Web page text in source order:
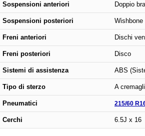
Sospensioni anteriori Doppio
Sospensioni posteriori Wishbone
Freni anteriori Dischi
Freni posteriori Disco
Sistemi di assistenza ABS
Tipo di sterzo A
Pneumatici 215/60
Cerchi 6.5J x 16